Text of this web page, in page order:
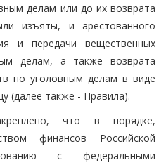
делам или до их возврата
изъяты, и арестованного
и передачи вещественных
делам, а также возврата
по уголовным делам в виде
(далее также - Правила).
что в порядке,
финансов Российской
с федеральными